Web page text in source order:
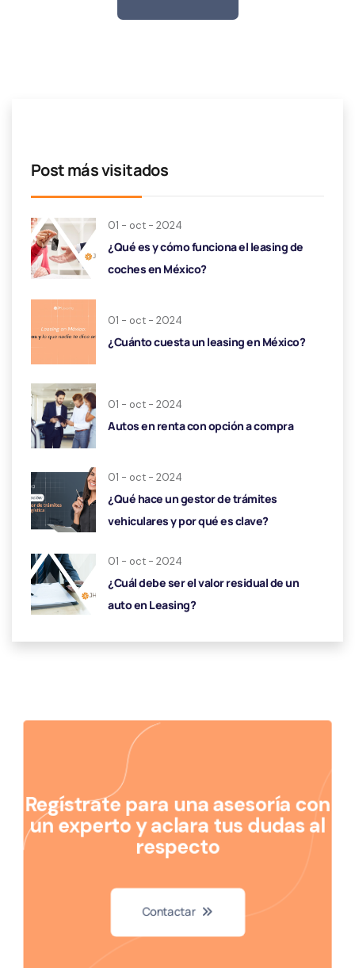
Post más visitados
01 - oct - 2024
¿Qué es y cómo funciona el leasing de
coches en México?
01 - oct - 2024
¿Cuánto cuesta un leasing en México?
01 - oct - 2024
Autos en renta con opción a compra
01 - oct - 2024
¿Qué hace un gestor de trámites
vehiculares y por qué es clave?
01 - oct - 2024
¿Cuál debe ser el valor residual de un
auto en Leasing?
Regístrate para una asesoría con
un experto y aclara tus dudas al
respecto
Contactar